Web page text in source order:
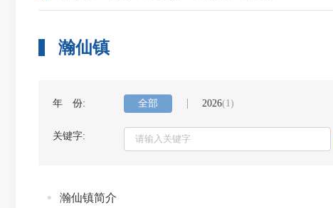
瀚仙镇
年 份: 全部 2026(1)
关键字:
瀚仙镇简介